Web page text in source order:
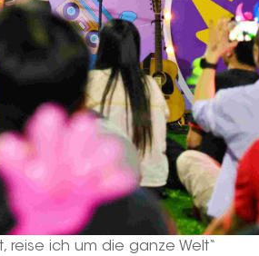
reise ich um die ganze Welt“